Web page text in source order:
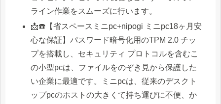
ライン作業をスムーズに行います。
📩☎️【省スペースミニpc+nipogi ミニpc18ヶ月安
心な保証】パスワード暗号化用のTPM 2.0 チッ
プを搭載し、セキュリティ プロトコルを含むこ
の小型pcは、ファイルをのぞき見から保護した
い企業に最適です。ミニpcは、従来のデスクト
ップpcのホストの大きくて持ち運びに不便、か